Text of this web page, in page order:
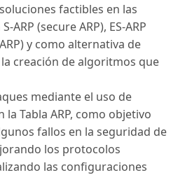
factibles en las
ARP (secure ARP), ES-ARP
y como alternativa de
creación de algoritmos que
mediante el uso de
la Tabla ARP, como objetivo
fallos en la seguridad de
los protocolos
las configuraciones